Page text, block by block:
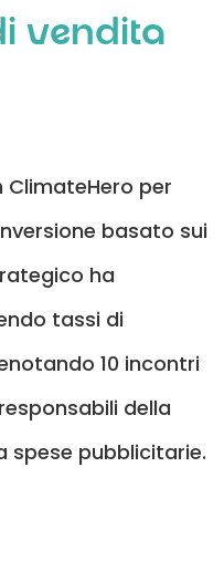
vendita
per
basato sui
ha
tassi di
10 incontri
della
spese pubblicitarie.